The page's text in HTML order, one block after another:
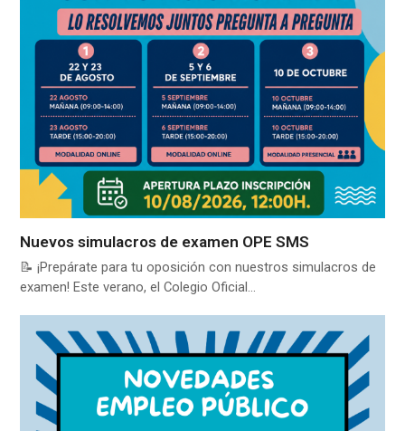
Nuevos simulacros de examen OPE SMS
📝 ¡Prepárate para tu oposición con nuestros simulacros de
examen! Este verano, el Colegio Oficial…